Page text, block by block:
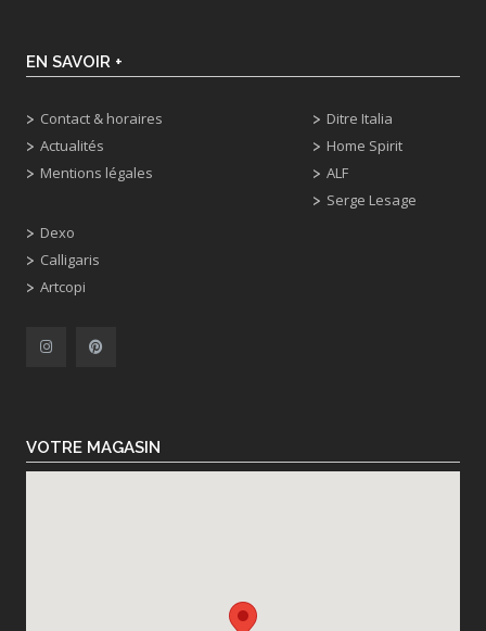
EN SAVOIR +
Contact & horaires
Actualités
Mentions légales
Dexo
Calligaris
Artcopi
Ditre Italia
Home Spirit
ALF
Serge Lesage
VOTRE MAGASIN